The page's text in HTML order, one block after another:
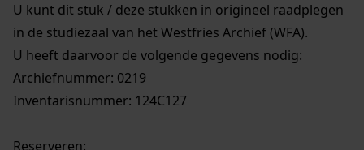
U kunt dit stuk / deze stukken in origineel raadplegen
in de studiezaal van het Westfries Archief (WFA).
U heeft daarvoor de volgende gegevens nodig:
Archiefnummer: 0219
Inventarisnummer: 124C127
Reserveren: